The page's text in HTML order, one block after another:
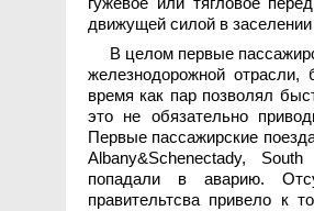
движущей силой в
В целом первые
железнодорожной
время как пар позволял
это не обязательно
Первые пассажирские
Albany&Schenectady,
попадали в аварию.
правительтсва привело к